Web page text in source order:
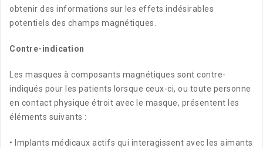
obtenir des informations sur les effets indésirables
potentiels des champs magnétiques.
Contre-indication
Les masques à composants magnétiques sont contre-
indiqués pour les patients lorsque ceux-ci, ou toute personne
en contact physique étroit avec le masque, présentent les
éléments suivants :
• Implants médicaux actifs qui interagissent avec les aimants